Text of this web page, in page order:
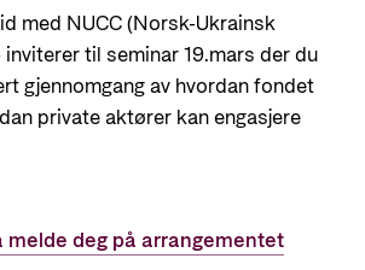
med NUCC (Norsk-Ukrainsk
til seminar 19.mars der du
gjennomgang av hvordan fondet
private aktører kan engasjere
deg på arrangementet